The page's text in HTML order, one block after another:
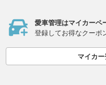
愛車管理はマイカーペ
登録してお得なクーポ
マイカ